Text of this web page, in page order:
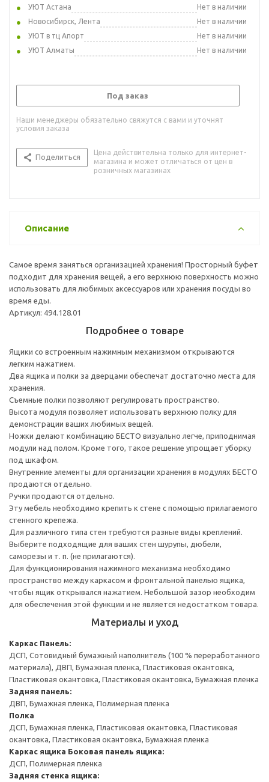
УЮТ Астана
Нет в наличии
Новосибирск, Лента
Нет в наличии
УЮТ в тц Апорт
Нет в наличии
УЮТ Алматы
Нет в наличии
Под заказ
Наши менеджеры обязательно свяжутся с вами и уточнят
условия заказа
Поделиться
Цена действительна только для интернет-
магазина и может отличаться от цен в
розничных магазинах
Описание
Самое время заняться организацией хранения! Просторный буфет
подходит для хранения вещей, а его верхнюю поверхность можно
использовать для любимых аксессуаров или хранения посуды во
время еды.
Артикул: 494.128.01
Подробнее о товаре
Ящики со встроенным нажимным механизмом открываются
легким нажатием.
Два ящика и полки за дверцами обеспечат достаточно места для
хранения.
Съемные полки позволяют регулировать пространство.
Высота модуля позволяет использовать верхнюю полку для
демонстрации ваших любимых вещей.
Ножки делают комбинацию БЕСТО визуально легче, приподнимая
модули над полом. Кроме того, такое решение упрощает уборку
под шкафом.
Внутренние элементы для организации хранения в модулях БЕСТО
продаются отдельно.
Ручки продаются отдельно.
Эту мебель необходимо крепить к стене с помощью прилагаемого
стенного крепежа.
Для различного типа стен требуются разные виды креплений.
Выберите подходящие для ваших стен шурупы, дюбели,
саморезы и т. п. (не прилагаются).
Для функционирования нажимного механизма необходимо
пространство между каркасом и фронтальной панелью ящика,
чтобы ящик открывался нажатием. Небольшой зазор необходим
для обеспечения этой функции и не является недостатком товара.
Материалы и уход
Каркас Панель:
ДСП, Сотовидный бумажный наполнитель (100 % переработанного
материала), ДВП, Бумажная пленка, Пластиковая окантовка,
Пластиковая окантовка, Пластиковая окантовка, Бумажная пленка
Задняя панель:
ДВП, Бумажная пленка, Полимерная пленка
Полка
ДСП, Бумажная пленка, Пластиковая окантовка, Пластиковая
окантовка, Пластиковая окантовка, Бумажная пленка
Каркас ящика Боковая панель ящика:
ДСП, Полимерная пленка
Задняя стенка ящика: